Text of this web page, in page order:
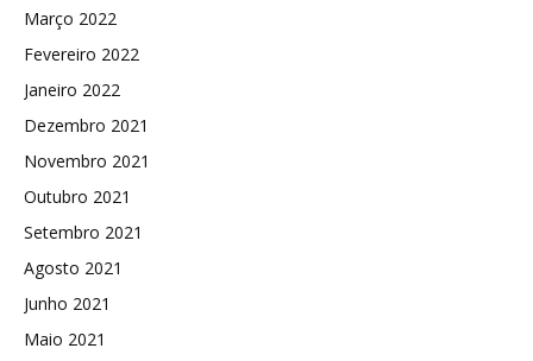
Março 2022
Fevereiro 2022
Janeiro 2022
Dezembro 2021
Novembro 2021
Outubro 2021
Setembro 2021
Agosto 2021
Junho 2021
Maio 2021